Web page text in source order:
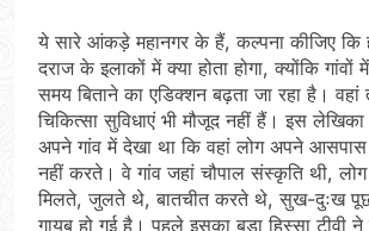
ये सारे आंकड़े महानगर के हैं, कल्पना कीजिए कि
दराज के इलाकों में क्या होता होगा, क्योंकि गांवों
समय बिताने का एडिक्शन बढ़ता जा रहा है। वहां
चिकित्सा सुविधाएं भी मौजूद नहीं हैं। इस
अपने गांव में देखा था कि वहां लोग अपने आसपास
नहीं करते। वे गांव जहां चौपाल संस्कृति थी,
मिलते, जुलते थे, बातचीत करते थे, सुख-दुःख
गायब हो गई है। पहले इसका बड़ा हिस्सा टीवी